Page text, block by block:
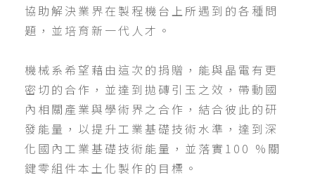
協助解決業界在製程機台上所遇到的各種問
題，並培育新一代人才。
機械系希望藉由這次的捐贈，能與晶電有更
密切的合作，並達到拋磚引玉之效，帶動國
內相關產業與學術界之合作，結合彼此的研
發能量，以提升工業基礎技術水準，達到深
化國內工業基礎技術能量，並落實100 %關
鍵零組件本土化製作的目標。